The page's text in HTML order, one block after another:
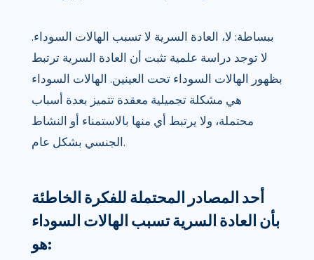
ببساطة: لا، العادة السرية لا تسبب الهالات السوداء.
لا توجد دراسة علمية تثبت أن العادة السرية ترتبط
بظهور الهالات السوداء تحت العينين. الهالات السوداء
هي مشكلة تجميلية معقدة تتميز بعدة أسباب
محتملة، ولا يرتبط أي منها بالاستمناء أو النشاط
الجنسي بشكل عام.
أحد المصادر المحتملة للفكرة الخاطئة
بأن العادة السرية تسبب الهالات السوداء
هو: